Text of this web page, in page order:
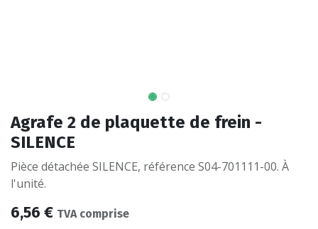
Agrafe 2 de plaquette de frein -
SILENCE
Pièce détachée SILENCE, référence S04-701111-00. À
l'unité.
6,56 € TVA comprise